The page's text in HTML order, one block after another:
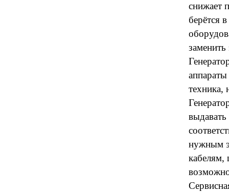
снижает
берётся
заменить
техника,
нужным
кабелям,